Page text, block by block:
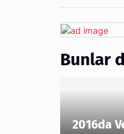
Bunlar
2016da